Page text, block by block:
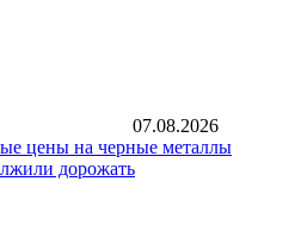
07.08.2026
цены на черные металлы
дорожать